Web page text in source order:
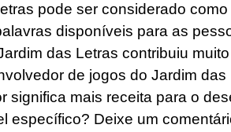
pode ser considerado
disponíveis para as
das Letras contribuiu
de jogos do Jardim
significa mais receita para o
específico? Deixe um